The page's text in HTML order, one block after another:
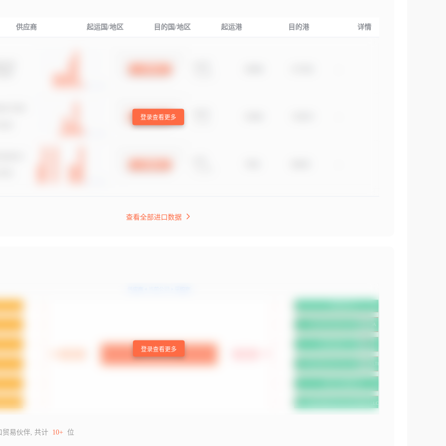
供应商 起运国/地区 目的国/地区 起运港 目的港 详情
登录查看更多
查看全部进口数据
登录查看更多
贸易伙伴, 共计 10+ 位